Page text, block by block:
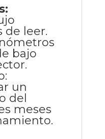
de leer.
bajo
un
del
meses